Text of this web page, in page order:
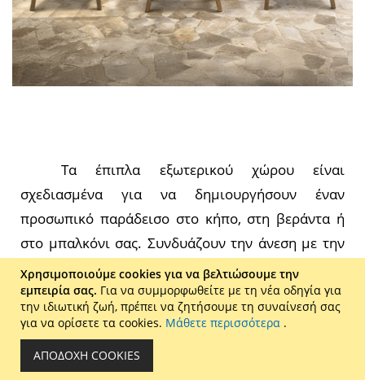
Τα έπιπλα εξωτερικού χώρου είναι
σχεδιασμένα για να δημιουργήσουν έναν
προσωπικό παράδεισο στο κήπο, στη βεράντα ή
στο μπαλκόνι σας. Συνδυάζουν την άνεση με την
αντοχή, εξασφαλίζοντας ότι το περιβάλλον σας θα
είναι ιδανικό για χαλάρωση και κοινωνικές
συγκεντρώσεις. Είτε πρόκειται για έναν ήσυχο
καφέ στην βεράντα, είτε για μια ζεστή
συγκέντρωση με φίλους στον κήπο σας, τα
Χρησιμοποιούμε cookies για να βελτιώσουμε την
εμπειρία σας. Για να συμμορφωθείτε με τη νέα οδηγία για
την ιδιωτική ζωή, πρέπει να ζητήσουμε τη συναίνεσή σας
για να ορίσετε τα cookies. Μάθετε περισσότερα .
ΑΠΟΔΟΧΉ COOKIES